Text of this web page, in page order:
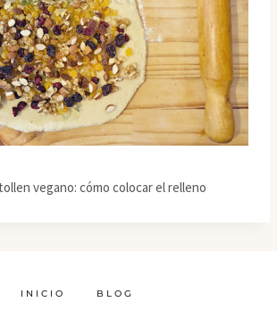
vegano: cómo colocar el relleno
INICIO BLOG